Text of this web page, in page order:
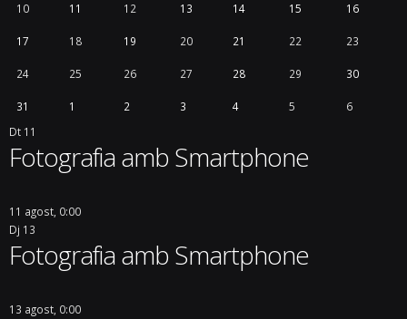
10 11 12 13 14 15 16
17 18 19 20 21 22 23
24 25 26 27 28 29 30
31 1 2 3 4 5
6
Dt 11
Fotografia amb Smartphone
11 agost, 0:00
Dj 13
Fotografia amb Smartphone
13 agost, 0:00